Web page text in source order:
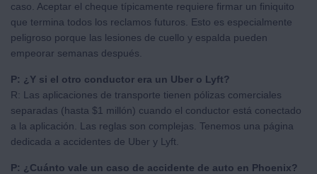
caso. Aceptar el cheque típicamente requiere firmar un finiquito
que termina todos los reclamos futuros. Esto es especialmente
peligroso porque las lesiones de cuello y espalda pueden
empeorar semanas después.
P: ¿Y si el otro conductor era un Uber o Lyft?
R: Las aplicaciones de transporte tienen pólizas comerciales
separadas (hasta $1 millón) cuando el conductor está conectado
a la aplicación. Las reglas son complejas. Tenemos una página
dedicada a accidentes de Uber y Lyft.
P: ¿Cuánto vale un caso de accidente de auto en Phoenix?